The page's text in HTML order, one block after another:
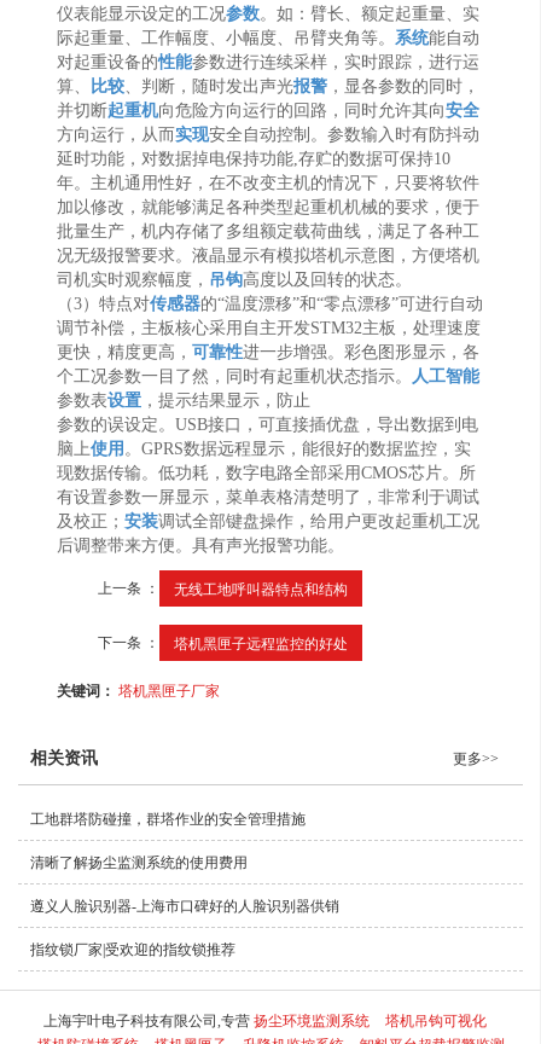
仪表能显示设定的工况参数。如：臂长、额定起重量、实
际起重量、工作幅度、小幅度、吊臂夹角等。系统能自动
对起重设备的性能参数进行连续采样，实时跟踪，进行运
算、
比较、判断，随时发出声光报警 ，显各参数的同时，
并切断起重机向危险方向运行的回路，同时允许其向安全
方向运行，从而实现安全自动控制。参数输入时有防抖动
延时功能，对数据掉电保持功能,存贮的数据可保持10
年。主机通用性好，在不改变主机的情况下，只要将软件
加以修改，就能够满足各种类型起重机机械的要求，便于
批量生产，机内存储了多组额定载荷曲线，满足了各种工
况无级报警要求。液晶显示有模拟塔机示意图，方便塔机
司机实时观察幅度， 吊钩高度以及回转的状态。
（3）特点对传感器的“温度漂移”和“零点漂移”可进行自动
调节补偿，主板核心采用自主开发STM32主板，处理速度
更快，精度更高，可靠性进一步增强。彩色图形显示，各
个工况参数一目了然，同时有起重机状态指示。
人工智能
参数表设置 ，提示结果显示，防止
参数的误设定。USB接口，可直接插优盘，导出数据到电
脑上使用 。GPRS数据远程显示，能很好的数据监控，实
现数据传输。低功耗，数字电路全部采用CMOS芯片。所
有设置参数一屏显示，菜单表格清楚明了，非常利于调试
及校正；安装调试全部键盘操作，给用户更改起重机工况
后调整带来方便。具有声光报警功能。
上一条 ： 无线工地呼叫器特点和结构
下一条 ： 塔机黑匣子远程监控的好处
关键词：塔机黑匣子厂家
相关资讯 更多>>
工地群塔防碰撞，群塔作业的安全管理措施
清晰了解扬尘监测系统的使用费用
遵义人脸识别器-上海市口碑好的人脸识别器供销
指纹锁厂家|受欢迎的指纹锁推荐
上海宇叶电子科技有限公司,专营 扬尘环境监测系统
塔机吊钩可视化